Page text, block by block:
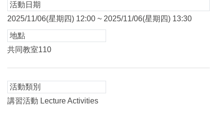
活動日期
2025/11/06(星期四) 12:00 ~ 2025/11/06(星期四) 13:30
地點
共同教室110
活動類別
講習活動 Lecture Activities